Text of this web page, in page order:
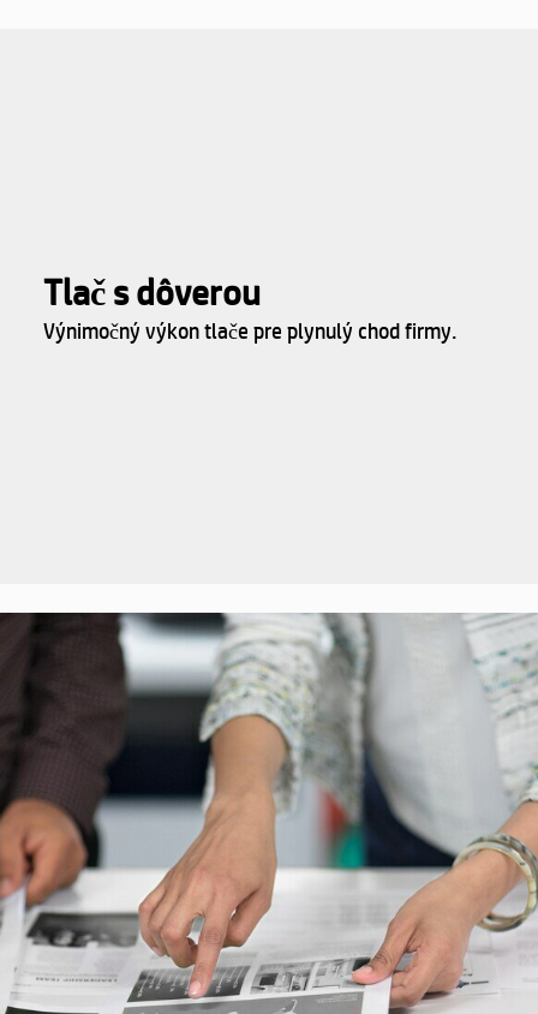
Tlač s dôverou
Výnimočný výkon tlače pre plynulý chod firmy.